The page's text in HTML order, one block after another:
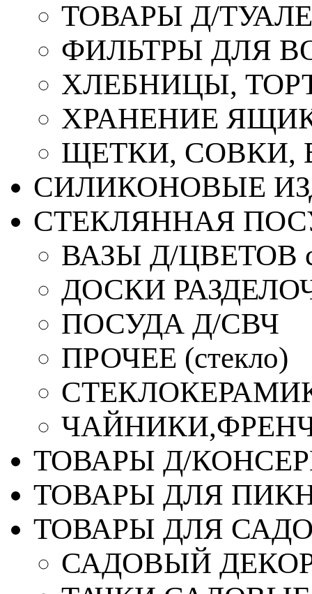
ТОВАРЫ Д/
ФИЛЬТРЫ ДЛЯ
ХЛЕБНИЦЫ,
ХРАНЕНИЕ
ЩЕТКИ, СОВКИ,
СИЛИКОНОВЫЕ
СТЕКЛЯННАЯ
ВАЗЫ Д/ЦВЕТОВ
ДОСКИ
ПОСУДА Д/СВЧ
ПРОЧЕЕ (стекло)
ТОВАРЫ Д/
ТОВАРЫ ДЛЯ
ТОВАРЫ ДЛЯ
САДОВЫЙ